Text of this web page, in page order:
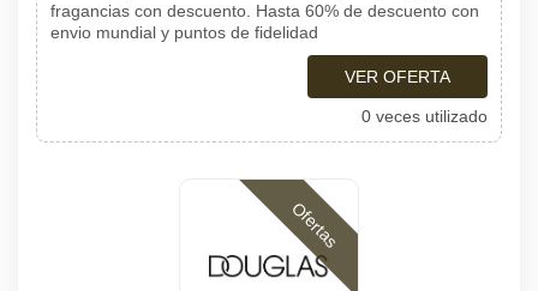
fragancias con descuento. Hasta 60% de descuento con
envio mundial y puntos de fidelidad
VER OFERTA
0 veces utilizado
Ofertas